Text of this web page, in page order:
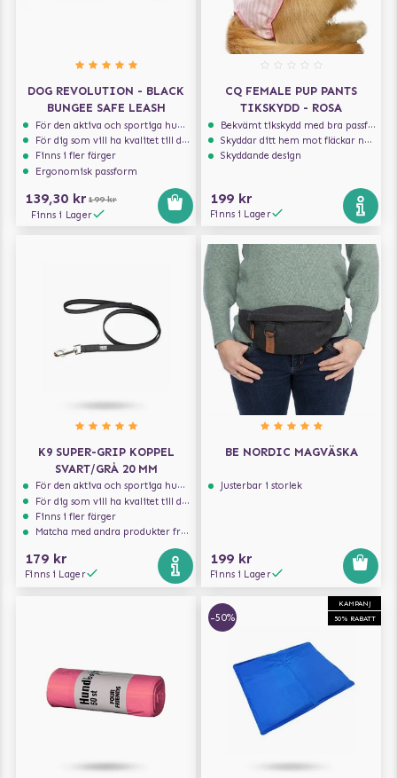
DOG REVOLUTION - BLACK
BUNGEE SAFE LEASH
För den aktiva och sportiga hunden
För dig som vill ha kvalitet till din hund!
Finns i fler färger
Ergonomisk passform
139,30 kr 199 kr
Finns i Lager
CQ FEMALE PUP PANTS
TIKSKYDD - ROSA
Bekvämt tikskydd med bra passform
Skyddar ditt hem mot fläckar när hunden löper
Skyddande design
199 kr
Finns i Lager
K9 SUPER-GRIP KOPPEL
SVART/GRÅ 20 MM
För den aktiva och sportiga hunden
För dig som vill ha kvalitet till din hund!
Finns i fler färger
Matcha med andra produkter från Julius-K9
179 kr
Finns i Lager
BE NORDIC MAGVÄSKA
Justerbar i storlek
199 kr
Finns i Lager
KAMPANJ
50% RABATT
-50%